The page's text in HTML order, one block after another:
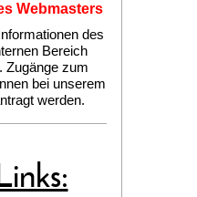
Webmasters
des
Bereich
Zugänge zum
bei unserem
werden.